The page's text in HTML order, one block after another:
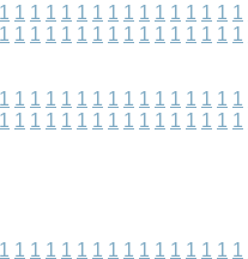
1 1 1 1 1 1 1 1 1 1 1 1 1 1 1 1
1 1 1 1 1 1 1 1 1 1 1 1 1 1 1 1
1 1 1 1 1 1 1 1 1 1 1 1 1 1 1 1
1 1 1 1 1 1 1 1 1 1 1 1 1 1 1 1
1 1 1 1 1 1 1 1 1 1 1 1 1 1 1 1